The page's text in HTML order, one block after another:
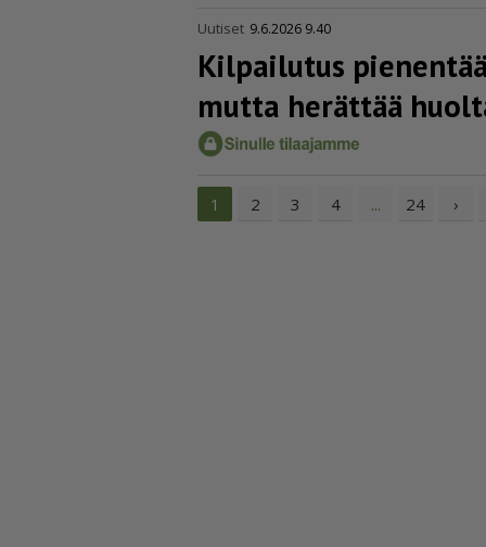
Uutiset 9.6.2026 9.40
Kilpailutus
mutta herättää
1 2 3 4 ... 24 ›